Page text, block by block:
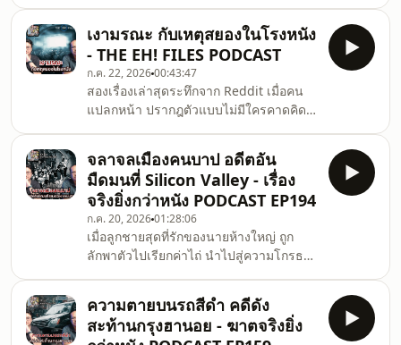
ที่มาพร้อมความลับและแรงจูงใจที่ใครก็
คาดไม่ถึง.00:00 เปิดรายการ03:26 เรื่อง
จริง เหตุร้ายสะท้านเมืองจีน.สมัครเป็น
สมาชิกช่องชวนดูดะได้ฟัง PODCAST ตอน
พิเศษรวมถึงฟังตอนปกติได้แบบไม่มีโฆษณา
ที่
นี่youtube.com/channel/
พวกเราได้
ทางchuandoda@gmail.comfacebook.com/chua
เงามรณะ กับเหตุสยองในโรงหนัง
- THE EH! FILES PODCAST
ก.ค. 22, 202600:43:47
สองเรื่องเล่าสุดระทึกจาก Reddit เมื่อคน
แปลกหน้า ปรากฎตัวแบบไม่มีใครคาดคิด
อันตราย !.00:00 เปิดรายการ03:21 เรื่องที่
หนึ่ง ชายลึกลับที่ลานบ้าน15:45 เรื่องที่สอง
เงาดำทะมึนในโรงหนัง.สมัครเป็นสมาชิก
ช่องชวนดูดะได้ฟัง PODCAST ตอนพิเศษ
รวมถึงฟังตอนปกติได้แบบไม่มีโฆษณาที่
นี่youtube.com/channel/
พวกเราได้
ทางchuandoda@gmail.comfacebook
จลาจลเมืองคนบาป อดีตอัน
มืดมนที่ Silicon Valley - เรื่อง
จริงยิ่งกว่าหนัง PODCAST EP194
ก.ค. 20, 202601:28:06
เมื่อลูกชายสุดที่รักของนายห้างใหญ่ ถูก
ลักพาตัวไปเรียกค่าไถ่ นำไปสู่ความโกรธ
เป็นจลาจล เรื่องจริงในยุค 1930 และยัง
เป็นตราบาปของเมืองจวบจนปัจจุบัน.00:00
เปิดรายการ04:01 Part 01 แนะนำผู้มีส่วน
ความตายบนรถสีดำ คดีดัง
สะท้านกรุงฮานอย - ฆาตจริงยิ่ง